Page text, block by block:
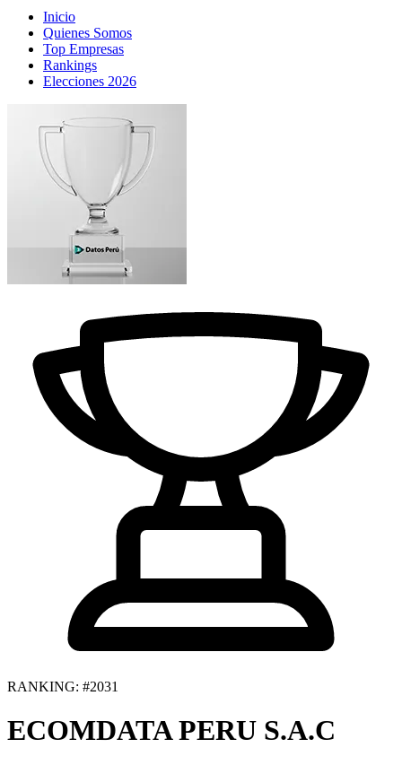
Inicio
Quienes Somos
Top Empresas
Rankings
Elecciones 2026
RANKING: #2031
ECOMDATA PERU S.A.C